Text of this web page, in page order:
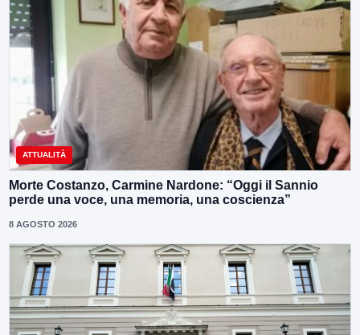
ATTUALITÀ
Morte Costanzo, Carmine Nardone: “Oggi il Sannio
perde una voce, una memoria, una coscienza”
8 AGOSTO 2026